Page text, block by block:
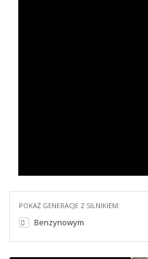
POKAŻ GENERACJE Z SILNIKIEM:
Benzynowym